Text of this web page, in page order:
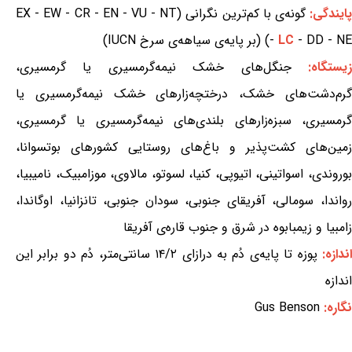
پایندگی:
گونه‌ی با کم‌ترین نگرانی (EX - EW - CR - EN - VU - NT
- LC - DD - NE) (بر پایه‌ی سیاهه‌ی سرخ IUCN)
زیستگاه:جنگل‌های خشک نیمه‌گرمسیری یا گرمسیری،
گرم‌دشت‌های خشک، درختچه‌زارهای خشک نیمه‌گرمسیری یا
گرمسیری، سبزه‌زارهای بلندی‌های نیمه‌گرمسیری یا گرمسیری،
زمین‌های کشت‌پذیر و باغ‌های روستایی کشورهای بوتسوانا،
بوروندی، اسواتینی، اتیوپی، کنیا، لسوتو، مالاوی، موزامبیک، نامیبیا،
رواندا، سومالی، آفریقای جنوبی، سودان جنوبی، تانزانیا، اوگاندا،
زامبیا و زیمبابوه در شرق و جنوب قاره‌ی آفریقا
اندازه:
پوزه تا پایه‌ی دُم به درازای ۱۴/۲ سانتی‌متر، دُم دو برابر این
اندازه
نگاره: Gus Benson